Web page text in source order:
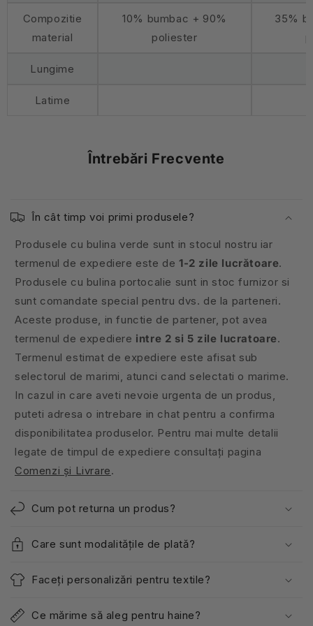
Compozitie
material
10% bumbac + 90%
poliester
35%
Lungime
Latime
Întrebări Frecvente
În cât timp voi primi produsele?
Produsele cu bulina verde sunt in stocul nostru iar
termenul de expediere este de1-2 zile lucrătoare.
Produsele cu bulina portocalie sunt in stoc furnizor si
sunt comandate special pentru dvs. de la parteneri.
Aceste produse, in functie de partener, pot avea
termenul de expediere intre 2 si 5 zile lucratoare.
Termenul estimat de expediere este afisat sub
selectorul de marimi, atunci cand selectati o marime.
In cazul in care aveti nevoie urgenta de un produs,
puteti adresa o intrebare in chat pentru a confirma
disponibilitatea produselor. Pentru mai multe detalii
legate de timpul de expediere consultați pagina
Comenzi și Livrare.
Cum pot returna un produs?
Care sunt modalitățile de plată?
Faceți personalizări pentru textile?
Ce mărime să aleg pentru haine?